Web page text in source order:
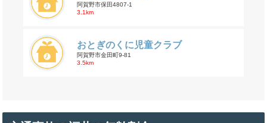
阿賀野市保田4807-1
3.1km
おとぎのくに児童クラブ
阿賀野市金田町9-81
3.5km